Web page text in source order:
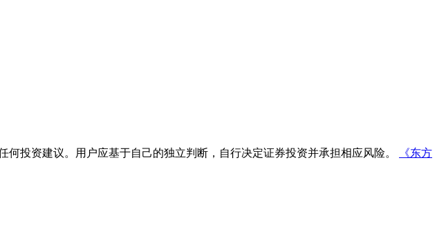
投资建议。用户应基于自己的独立判断，自行决定证券投资并承担相应风险。
《东方